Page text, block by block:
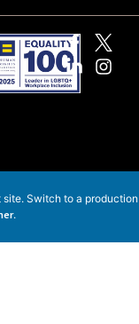
site. Switch to a production
.